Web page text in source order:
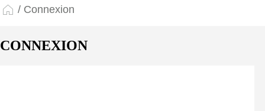
/ Connexion
CONNEXION